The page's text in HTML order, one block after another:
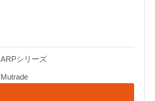
ARPシリーズ
Mutrade